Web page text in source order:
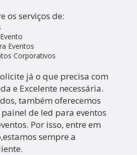
os serviços de:
Eventos
Corporativos
já o que precisa com
e Excelente necessária.
também oferecemos
de led para eventos
Por isso, entre em
sempre a